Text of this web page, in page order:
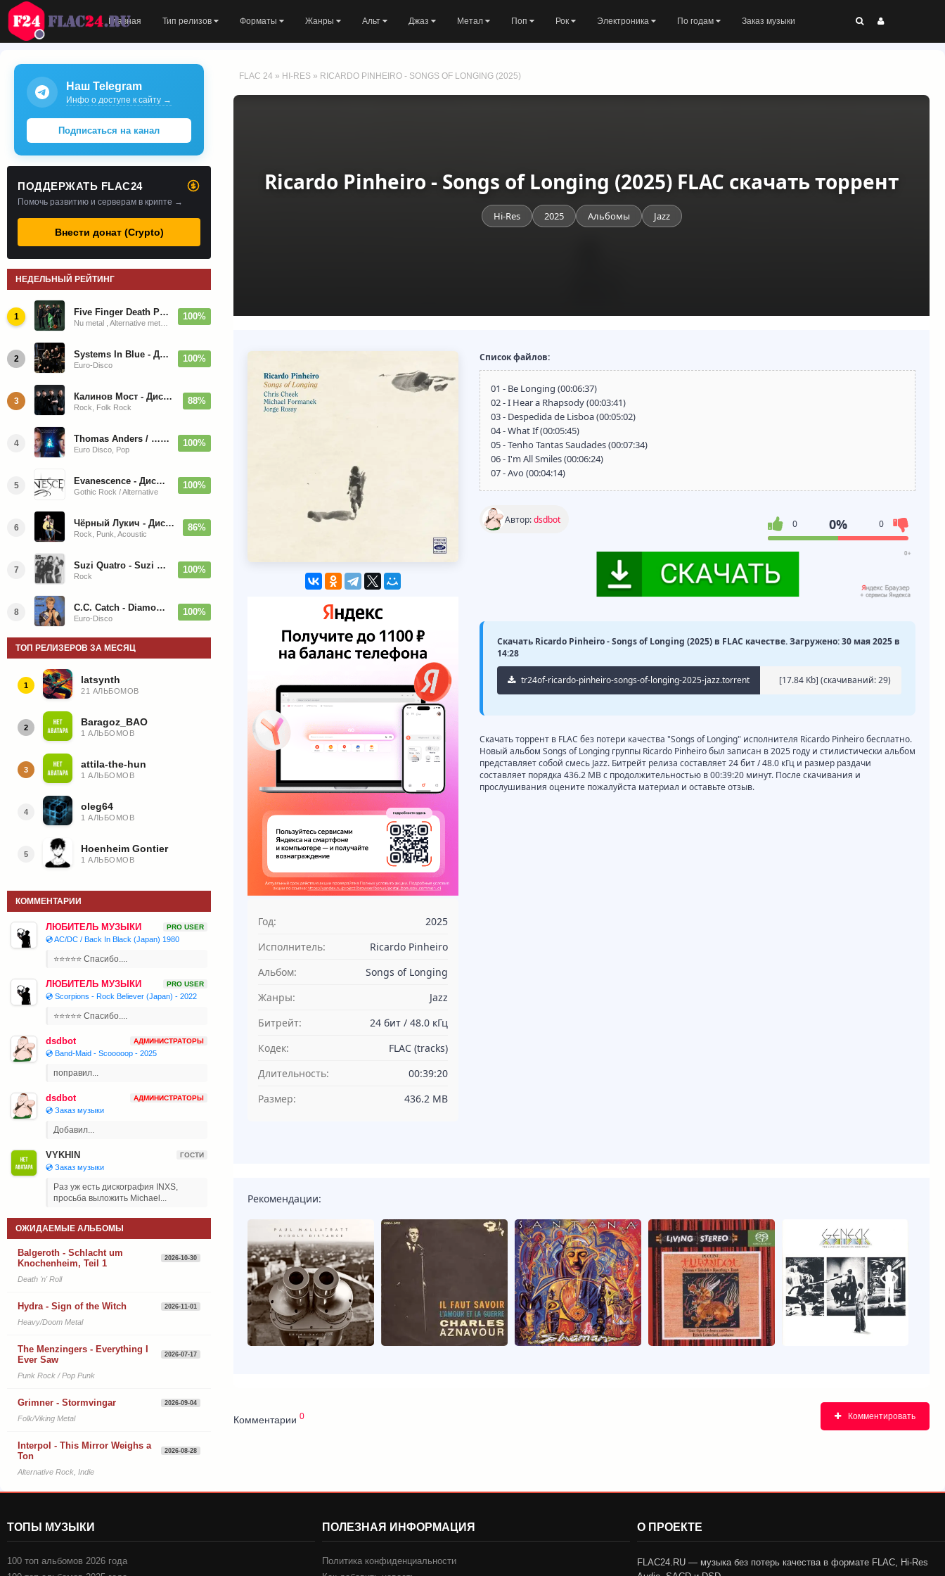
Главная Тип релизов Форматы Жанры Альт Джаз Метал Поп Рок Электроника По годам Заказ музыки
FLAC 24 » HI-RES » RICARDO PINHEIRO - SONGS OF LONGING (2025)
Ricardo Pinheiro - Songs of Longing (2025) FLAC скачать торрент
Hi-Res 2025 Альбомы Jazz
Год:
2025
Исполнитель:
Ricardo Pinheiro
Альбом:
Songs of Longing
Жанры:
Jazz
Битрейт:
24 бит / 48.0 кГц
Кодек:
FLAC (tracks)
Длительность:
00:39:20
Размер:
436.2 MB
Список файлов:
01 - Be Longing (00:06:37)
02 - I Hear a Rhapsody (00:03:41)
03 - Despedida de Lisboa (00:05:02)
04 - What If (00:05:45)
05 - Tenho Tantas Saudades (00:07:34)
06 - I'm All Smiles (00:06:24)
07 - Avo (00:04:14)
Автор:dsdbot 0 0% 0
Скачать Ricardo Pinheiro - Songs of Longing (2025) в FLAC качестве. Загружено: 30 мая 2025 в
14:28
tr24of-ricardo-pinheiro-songs-of-longing-2025-jazz.torrent [17.84 Kb] (cкачиваний: 29)
Скачать торрент в FLAC без потери качества "Songs of Longing" исполнителя Ricardo Pinheiro бесплатно.
Новый альбом Songs of Longing группы Ricardo Pinheiro был записан в 2025 году и стилистически альбом
представляет собой смесь Jazz. Битрейт релиза составляет 24 бит / 48.0 кГц и размер раздачи
составляет порядка 436.2 MB с продолжительностью в 00:39:20 минут. После скачивания и
прослушивания оцените пожалуйста материал и оставьте отзыв.
Рекомендации:
Комментарии 0 Комментировать
Наш Telegram
Инфо о доступе к сайту →
Подписаться на канал
ПОДДЕРЖАТЬ FLAC24
Помочь развитию и серверам в крипте →
Внести донат (Crypto)
НЕДЕЛЬНЫЙ РЕЙТИНГ
1 Five Finger Death Punch - Дискография (2008-2026) 100%
2 Systems In Blue - Дискография (2020-2026)
Euro-Disco
100%
3 Калинов Мост - Дискография (1986-2026)
Rock, Folk Rock
88%
4 Thomas Anders / … Sings Modern Talking: The Best hi-res
Euro Disco, Pop
100%
5 Evanescence - Дискография (1998-2026)
Gothic Rock / Alternative
100%
6 Чёрный Лукич - Дискография (1987-2014)
Rock, Punk, Acoustic
86%
7 Suzi Quatro - Suzi Quatro (Bonus Tracks, Remaster) 1973/2022
Rock
100%
8 C.C. Catch - Diamonds. Her Greatest Hits 1988
Euro-Disco
100%
ТОП РЕЛИЗЕРОВ ЗА МЕСЯЦ
1 latsynth
21 АЛЬБОМОВ
2 Baragoz_BAO
1 АЛЬБОМОВ
3 attila-the-hun
1 АЛЬБОМОВ
4 oleg64
1 АЛЬБОМОВ
5 Hoenheim Gontier
1 АЛЬБОМОВ
КОММЕНТАРИИ
ЛЮБИТЕЛЬ МУЗЫКИ PRO USER
💿 AC/DC / Back In Black (Japan) 1980
⭐⭐⭐⭐⭐ Спасибо....
ЛЮБИТЕЛЬ МУЗЫКИ PRO USER
💿 Scorpions - Rock Believer (Japan) - 2022
⭐⭐⭐⭐⭐ Спасибо....
dsdbot АДМИНИСТРАТОРЫ
💿 Band-Maid - Scooooop - 2025
поправил...
dsdbot АДМИНИСТРАТОРЫ
💿 Заказ музыки
Добавил...
VYKHIN ГОСТИ
💿 Заказ музыки
Раз уж есть дискография INXS,
просьба выложить Michael...
ОЖИДАЕМЫЕ АЛЬБОМЫ
Balgeroth - Schlacht um
Knochenheim, Teil 1
2026-10-30
Death 'n' Roll
Hydra - Sign of the Witch 2026-11-01
Heavy/Doom Metal
The Menzingers - Everything I
Ever Saw
2026-07-17
Punk Rock / Pop Punk
Grimner - Stormvingar 2026-09-04
Folk/Viking Metal
Interpol - This Mirror Weighs a
Ton
2026-08-28
Alternative Rock, Indie
ТОПЫ МУЗЫКИ
100 топ альбомов 2026 года
ПОЛЕЗНАЯ ИНФОРМАЦИЯ
Политика конфиденциальности
О ПРОЕКТЕ
FLAC24.RU — музыка без потерь качества в формате FLAC, Hi-Res